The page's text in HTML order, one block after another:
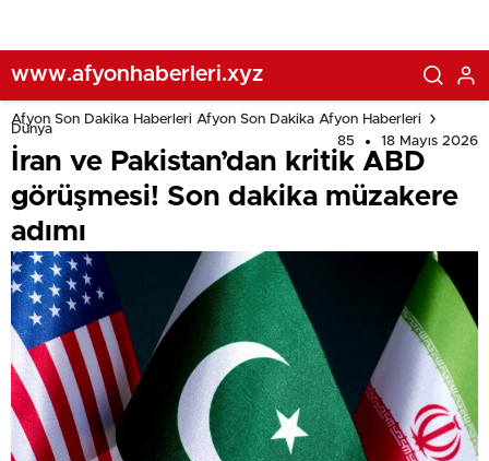
www.afyonhaberleri.xyz
Afyon Son Dakika Haberleri Afyon Son Dakika Afyon Haberleri
Dünya
85
18 Mayıs 2026
İran ve Pakistan’dan kritik ABD
görüşmesi! Son dakika müzakere
adımı